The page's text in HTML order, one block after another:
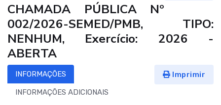
CHAMADA PÚBLICA Nº
002/2026-SEMED/PMB, TIPO:
NENHUM, Exercício: 2026 -
ABERTA
Imprimir
INFORMAÇÕES
INFORMAÇÕES ADICIONAIS